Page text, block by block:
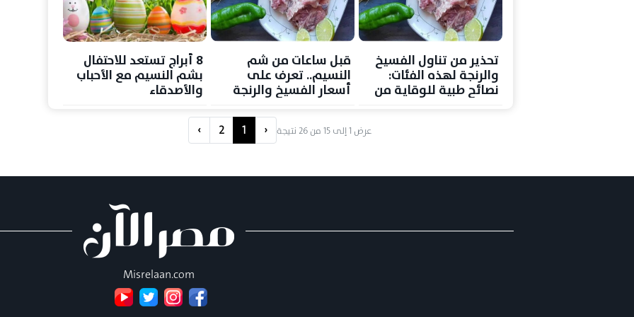
تحذير من تناول الفسيخ
والرنجة لهذه الفئات:
نصائح طبية للوقاية من
قبل ساعات من شم
النسيم.. تعرف على
أسعار الفسيخ والرنجة
8 أبراج تستعد للاحتفال
بشم النسيم مع الأحباب
والأصدقاء
عرض 1إلى 15من 26 نتيجة ‹
1
2
›
Misrelaan.com